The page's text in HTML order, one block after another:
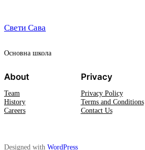
Свети Сава
Oсновна школа
About
Team
History
Careers
Privacy
Privacy Policy
Terms and Conditions
Contact Us
Designed with WordPress